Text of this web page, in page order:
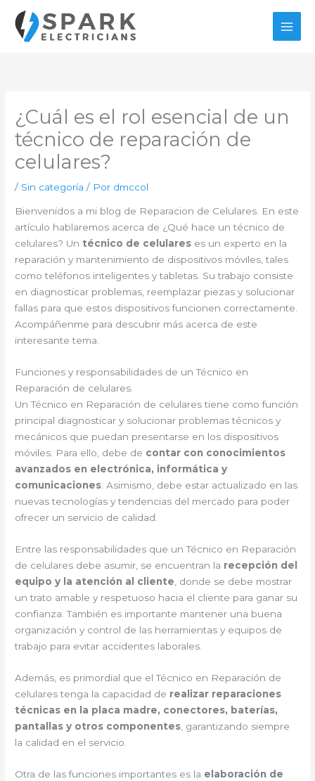
contenido
¿Cuál es el rol esencial de un
técnico de reparación de
celulares?
/ Sin categoría / Por dmccol
Bienvenidos a mi blog de Reparacion de Celulares. En este
artículo hablaremos acerca de ¿Qué hace un técnico de
celulares? Un técnico de celulares es un experto en la
reparación y mantenimiento de dispositivos móviles, tales
como teléfonos inteligentes y tabletas. Su trabajo consiste
en diagnosticar problemas, reemplazar piezas y solucionar
fallas para que estos dispositivos funcionen correctamente.
Acompáñenme para descubrir más acerca de este
interesante tema.
Funciones y responsabilidades de un Técnico en
Reparación de celulares.
Un Técnico en Reparación de celulares tiene como función
principal diagnosticar y solucionar problemas técnicos y
mecánicos que puedan presentarse en los dispositivos
móviles. Para ello, debe de contar con conocimientos
avanzados en electrónica, informática y
comunicaciones . Asimismo, debe estar actualizado en las
nuevas tecnologías y tendencias del mercado para poder
ofrecer un servicio de calidad.
Entre las responsabilidades que un Técnico en Reparación
de celulares debe asumir, se encuentran la recepción del
equipo y la atención al cliente , donde se debe mostrar
un trato amable y respetuoso hacia el cliente para ganar su
confianza. También es importante mantener una buena
organización y control de las herramientas y equipos de
trabajo para evitar accidentes laborales.
Además, es primordial que el Técnico en Reparación de
celulares tenga la capacidad de realizar reparaciones
técnicas en la placa madre, conectores, baterías,
pantallas y otros componentes , garantizando siempre
la calidad en el servicio.
Otra de las funciones importantes es la elaboración de